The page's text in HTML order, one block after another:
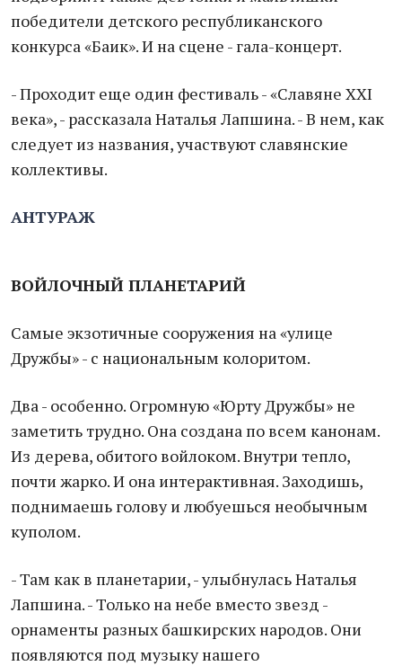
победители детского республиканского
конкурса «Баик». И на сцене - гала-концерт.
- Проходит еще один фестиваль - «Славяне XXI
века», - рассказала Наталья Лапшина. - В нем, как
следует из названия, участвуют славянские
коллективы.
АНТУРАЖ
ВОЙЛОЧНЫЙ ПЛАНЕТАРИЙ
Самые экзотичные сооружения на «улице
Дружбы» - с национальным колоритом.
Два - особенно. Огромную «Юрту Дружбы» не
заметить трудно. Она создана по всем канонам.
Из дерева, обитого войлоком. Внутри тепло,
почти жарко. И она интерактивная. Заходишь,
поднимаешь голову и любуешься необычным
куполом.
- Там как в планетарии, - улыбнулась Наталья
Лапшина. - Только на небе вместо звезд -
орнаменты разных башкирских народов. Они
появляются под музыку нашего